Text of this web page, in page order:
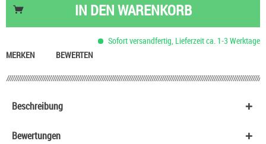
IN DENWARENKORB
Sofort versandfertig, Lieferzeit ca. 1-3 Werktage
MERKEN
BEWERTEN
Beschreibung
Bewertungen